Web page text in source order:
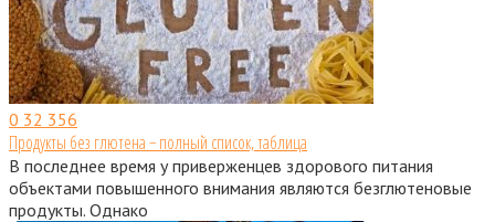
0 32 356
Продукты без глютена − полный список, таблица
В последнее время у приверженцев здорового питания
объектами повышенного внимания являются безглютеновые
продукты. Однако